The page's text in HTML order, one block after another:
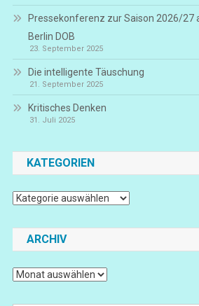
Pressekonferenz zur Saison 2026/27
Berlin DOB
23. September 2025
Die intelligente Täuschung
21. September 2025
Kritisches Denken
31. Juli 2025
KATEGORIEN
Kategorien
ARCHIV
Archiv